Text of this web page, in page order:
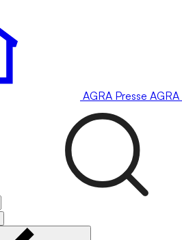
AGRA Presse AGRA